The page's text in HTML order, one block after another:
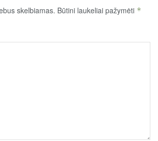
skelbiamas. Būtini laukeliai pažymėti *